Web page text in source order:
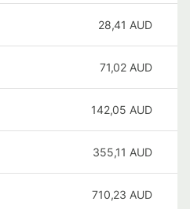
28,41 AUD
71,02 AUD
142,05 AUD
355,11 AUD
710,23 AUD